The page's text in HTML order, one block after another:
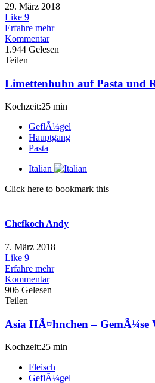
29. März 2018
Like 9
Erfahre mehr
Kommentar
1.944 Gelesen
Teilen
Limettenhuhn auf Pasta und
Kochzeit:25 min
GeflÃ¼gel
Hauptgang
Pasta
Italian
Click here to bookmark this
Chefkoch Andy
7. März 2018
Like 9
Erfahre mehr
Kommentar
906 Gelesen
Teilen
Asia HÃ¤hnchen – GemÃ¼se
Kochzeit:25 min
Fleisch
GeflÃ¼gel